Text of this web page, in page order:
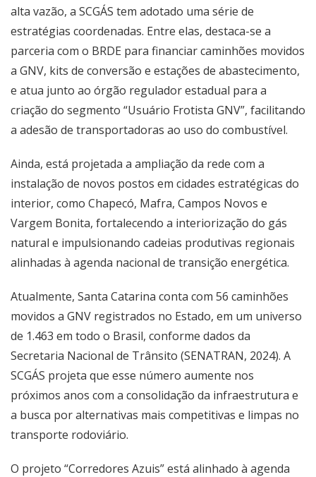
alta vazão, a SCGÁS tem adotado uma série de
estratégias coordenadas. Entre elas, destaca-se a
parceria com o BRDE para financiar caminhões movidos
a GNV, kits de conversão e estações de abastecimento,
e atua junto ao órgão regulador estadual para a
criação do segmento “Usuário Frotista GNV”, facilitando
a adesão de transportadoras ao uso do combustível.
Ainda, está projetada a ampliação da rede com a
instalação de novos postos em cidades estratégicas do
interior, como Chapecó, Mafra, Campos Novos e
Vargem Bonita, fortalecendo a interiorização do gás
natural e impulsionando cadeias produtivas regionais
alinhadas à agenda nacional de transição energética.
Atualmente, Santa Catarina conta com 56 caminhões
movidos a GNV registrados no Estado, em um universo
de 1.463 em todo o Brasil, conforme dados da
Secretaria Nacional de Trânsito (SENATRAN, 2024). A
SCGÁS projeta que esse número aumente nos
próximos anos com a consolidação da infraestrutura e
a busca por alternativas mais competitivas e limpas no
transporte rodoviário.
O projeto “Corredores Azuis” está alinhado à agenda